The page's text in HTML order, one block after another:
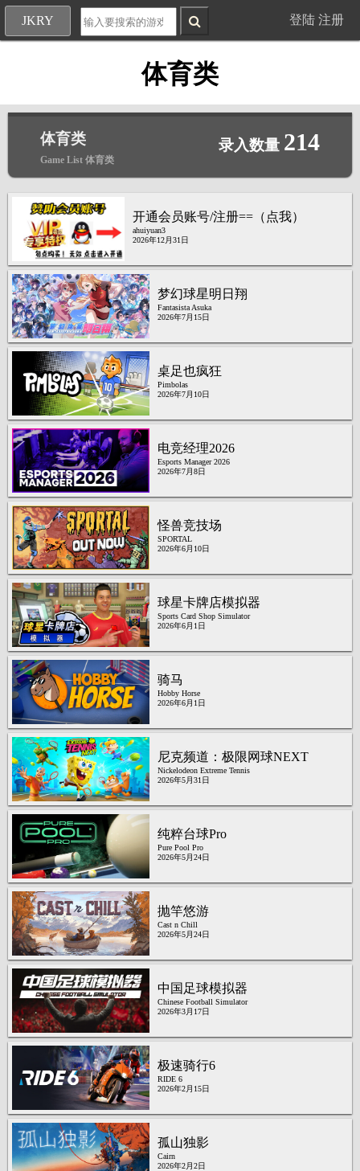
JKRY 登陆 注册
体育类
体育类
Game List 体育类
录入数量 214
开通会员账号/注册==（点我）
ahuiyuan3
2026年12月31日
梦幻球星明日翔
Fantasista Asuka
2026年7月15日
桌足也疯狂
Pimbolas
2026年7月10日
电竞经理2026
Esports Manager 2026
2026年7月8日
怪兽竞技场
SPORTAL
2026年6月10日
球星卡牌店模拟器
Sports Card Shop Simulator
2026年6月1日
骑马
Hobby Horse
2026年6月1日
尼克频道：极限网球NEXT
Nickelodeon Extreme Tennis
2026年5月31日
纯粹台球Pro
Pure Pool Pro
2026年5月24日
抛竿悠游
Cast n Chill
2026年5月24日
中国足球模拟器
Chinese Football Simulator
2026年3月17日
极速骑行6
RIDE 6
2026年2月15日
孤山独影
Cairn
2026年2月2日